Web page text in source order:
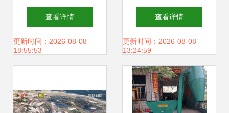
畜牧饲料科技与经
济高层论坛 洞察趋
饲料销售新蓝图
查看详情
更新时间：2026-08-08
18:55:53
厂 多功能畜牧饲料
搅拌机报价、补贴
政策与产品解析
查看详情
更新时间：2026-08-08
13:24:59